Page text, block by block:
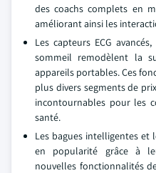
des coachs complets en
améliorant ainsi les
Les capteurs ECG
sommeil remodèlent la
appareils portables. Ces
plus divers segments de
incontournables pour les
santé.
Les bagues intelligentes
en popularité grâce à
nouvelles fonctionnalités